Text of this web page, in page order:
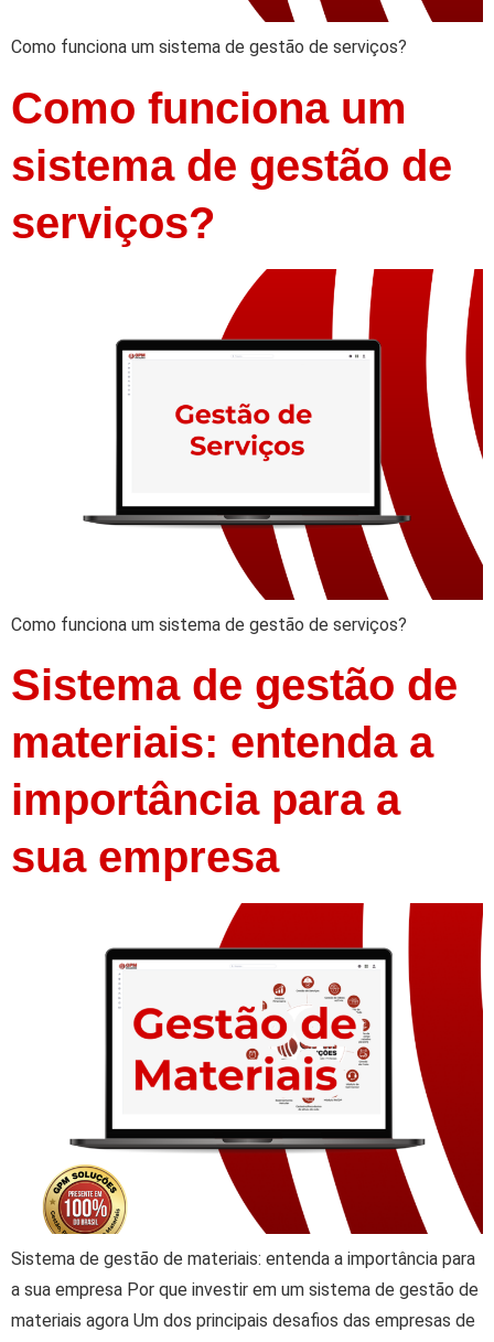
Como funciona um sistema de gestão de serviços?
Como funciona um
sistema de gestão de
serviços?
Como funciona um sistema de gestão de serviços?
Sistema de gestão de
materiais: entenda a
importância para a
sua empresa
Sistema de gestão de materiais: entenda a importância para
a sua empresa Por que investir em um sistema de gestão de
materiais agora Um dos principais desafios das empresas de